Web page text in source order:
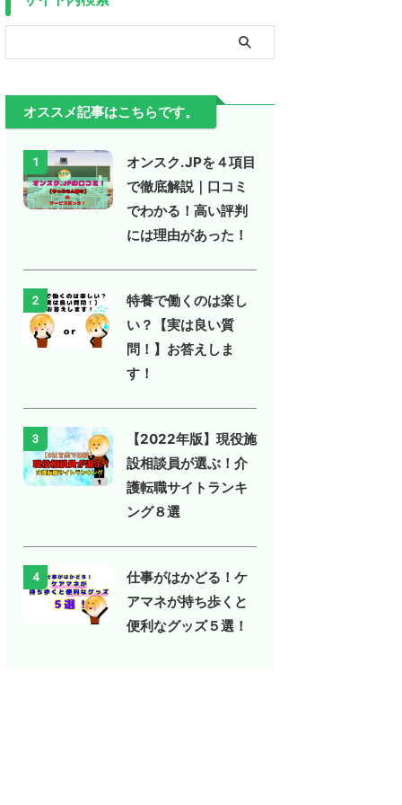
オススメ記事はこちらです。
1
オンスク.JPを４項目
で徹底解説｜口コミ
でわかる！高い評判
には理由があった！
2
特養で働くのは楽し
い？【実は良い質
問！】お答えしま
す！
3
【2022年版】現役施
設相談員が選ぶ！介
護転職サイトランキ
ング８選
4
仕事がはかどる！ケ
アマネが持ち歩くと
便利なグッズ５選！